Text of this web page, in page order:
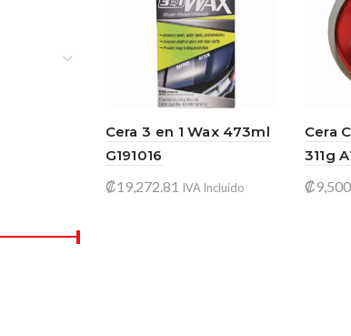
Cera 3 en 1 Wax 473ml
G191016
₡19,272.81 IVA Incluido
Cera
311g
₡